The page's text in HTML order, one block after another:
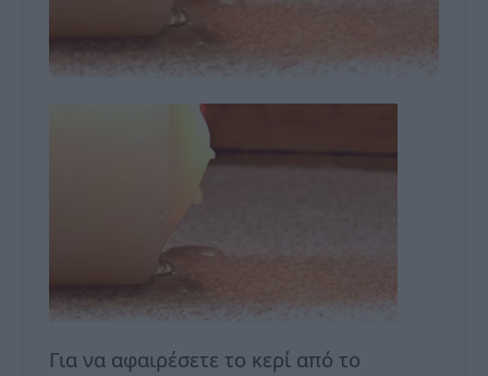
Για να αφαιρέσετε το κερί από το